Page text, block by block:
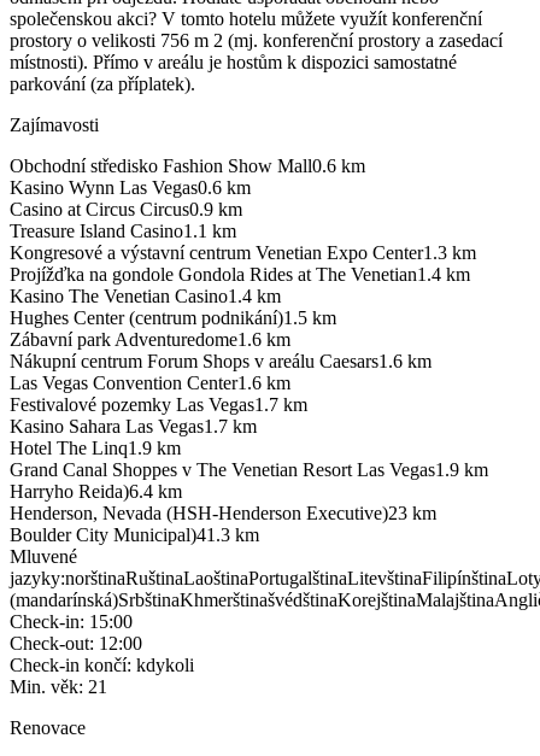
společenskou akci? V tomto hotelu můžete využít konferenční
prostory o velikosti 756 m 2 (mj. konferenční prostory a zasedací
místnosti). Přímo v areálu je hostům k dispozici samostatné
parkování (za příplatek).
Zajímavosti
Obchodní středisko Fashion Show Mall0.6 km
Kasino Wynn Las Vegas0.6 km
Casino at Circus Circus0.9 km
Treasure Island Casino1.1 km
Kongresové a výstavní centrum Venetian Expo Center1.3 km
Projížďka na gondole Gondola Rides at The Venetian1.4 km
Kasino The Venetian Casino1.4 km
Hughes Center (centrum podnikání)1.5 km
Zábavní park Adventuredome1.6 km
Nákupní centrum Forum Shops v areálu Caesars1.6 km
Las Vegas Convention Center1.6 km
Festivalové pozemky Las Vegas1.7 km
Kasino Sahara Las Vegas1.7 km
Hotel The Linq1.9 km
Grand Canal Shoppes v The Venetian Resort Las Vegas1.9 km
Harryho Reida)6.4 km
Henderson, Nevada (HSH-Henderson Executive)23 km
Boulder City Municipal)41.3 km
Mluvené
jazyky:norštinaRuštinaLaoštinaPortugalštinaLitevštinaFilipínština
(mandarínská)SrbštinaKhmerštinašvédštinaKorejštinaMalajština
Check-in: 15:00
Check-out: 12:00
Check-in končí: kdykoli
Min. věk: 21
Renovace